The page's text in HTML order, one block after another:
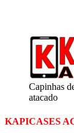
Capinhas
atacado
KAPICASES